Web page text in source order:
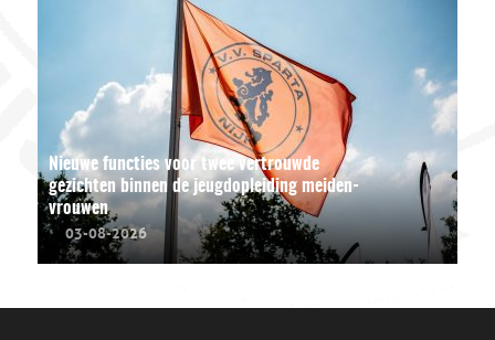
Nieuwe functies voor twee vertrouwde
gezichten binnen de jeugdopleiding meiden-
vrouwen
03-08-2026